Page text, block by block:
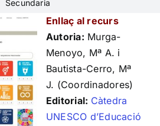
Secundaria
Enllaç al recurs
Autoria: Murga-
Menoyo, Mª A. i
Bautista-Cerro, Mª
J. (Coordinadores)
Editorial: Càtedra
UNESCO d’Educació